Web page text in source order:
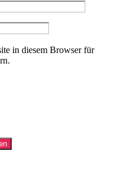
in diesem Browser für